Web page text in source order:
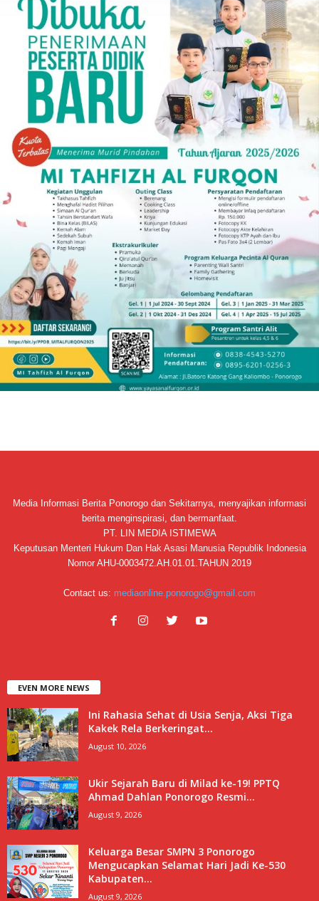
Media Informasi Berita Ponorogo dan Sekitarnya, menyajikan informasi
berita menginspirasi, dan bermanfaat.
PT. LIN MEDIA ISTIMEWA
Keputusan Menteri Hukum Dan Hak Asasi Manusia Republik Indonesia
Nomor AHU-0003472.AH.01.01.TAHUN 2019
Contact us: mediaonline.ponorogo@gmail.com
EVEN MORE NEWS
Ini Rahasia Sehat di Usia Senja, Aksi Tiga
Kakek Rela Berkeringat...
August 10, 2026
Ukir Sejarah Baru di Milad ke-19! PPTQ
Ahmad Dahlan Ponorogo Resmi...
August 9, 2026
Keluarga Besar SMPN 3 Ponorogo
Mengucapkan Selamat Hari Jadi Ke-530
Kabupaten...
August 9, 2026